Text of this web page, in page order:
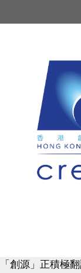
to
「創源」正積極